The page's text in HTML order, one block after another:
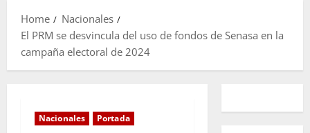
Home
Nacionales
El PRM se desvincula del uso de fondos de Senasa en la
campaña electoral de 2024
Nacionales Portada